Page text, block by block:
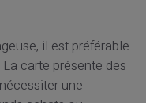
il est préférable
carte présente des
une